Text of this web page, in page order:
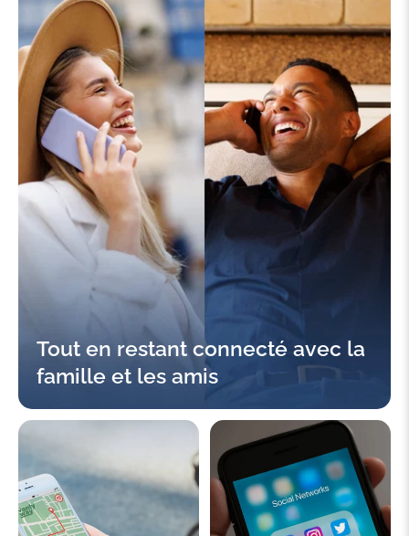
Tout en restant connecté avec la
famille et les amis